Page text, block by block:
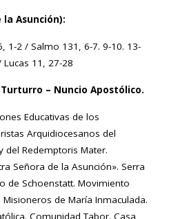
Asunción):
1-2 / Salmo 131, 6-7. 9-10. 13-
11, 27-28
– Nuncio Apostólico.
Educativas de los
Arquidiocesanos del
del Redemptoris Mater.
Señora de la Asunción». Serra
de Schoenstatt. Movimiento
de María Inmaculada.